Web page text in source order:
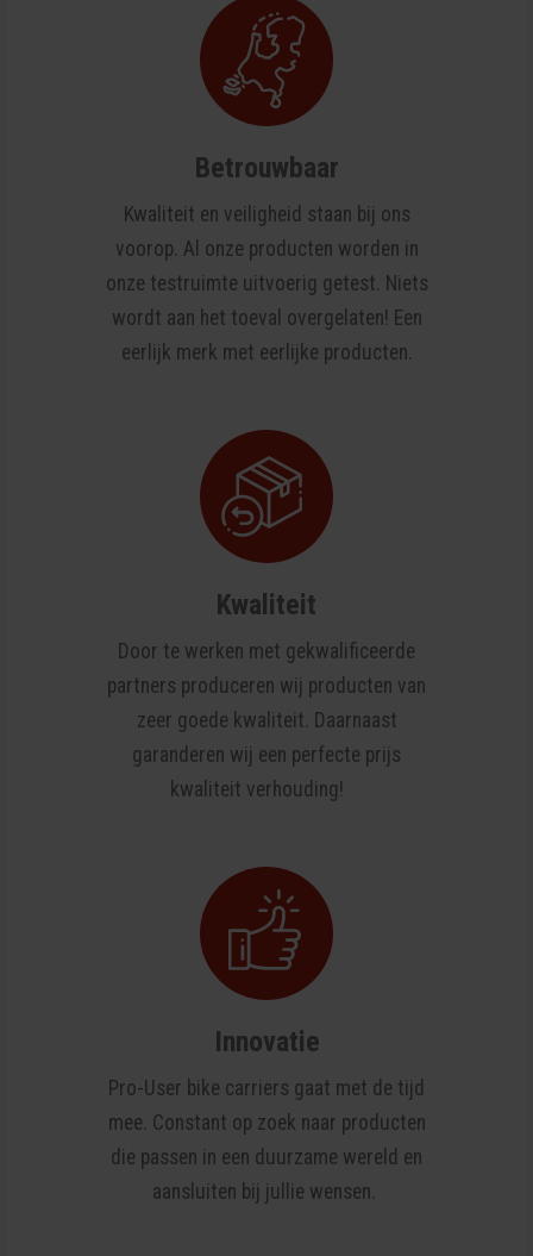
Betrouwbaar
Kwaliteit en veiligheid staan bij ons
voorop. Al onze producten worden in
onze testruimte uitvoerig getest. Niets
wordt aan het toeval overgelaten! Een
eerlijk merk met eerlijke producten.
Kwaliteit
Door te werken met gekwalificeerde
partners produceren wij producten van
zeer goede kwaliteit. Daarnaast
garanderen wij een perfecte prijs
kwaliteit verhouding!
Innovatie
Pro-User bike carriers gaat met de tijd
mee. Constant op zoek naar producten
die passen in een duurzame wereld en
aansluiten bij jullie wensen.